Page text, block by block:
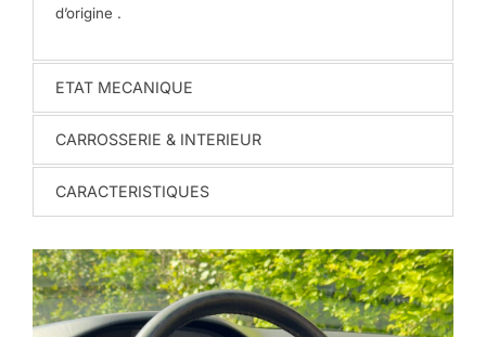
d’origine .
ETAT MECANIQUE
CARROSSERIE & INTERIEUR
CARACTERISTIQUES